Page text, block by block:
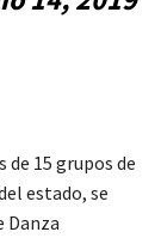
15 grupos de
estado, se
Danza